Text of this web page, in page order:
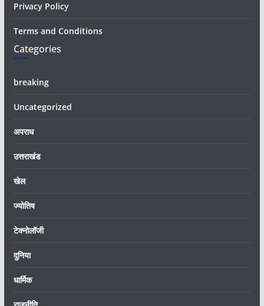
Privacy Policy
Terms and Conditions
Categories
breaking
Uncategorized
अपराध
उत्तराखंड
खेल
ज्योतिष
टेक्नोलॉजी
दुनिया
धार्मिक